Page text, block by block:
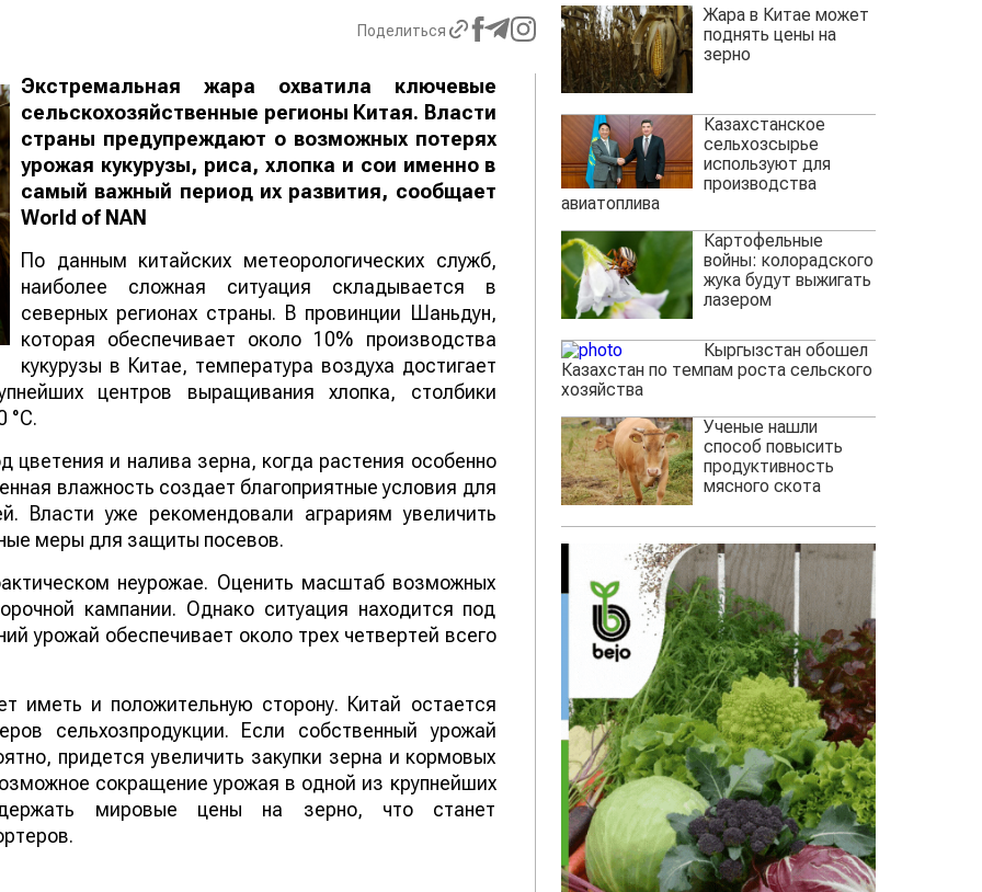
Поделиться
Экстремальная жара охватила ключевые
сельскохозяйственные регионы Китая. Власти
страны предупреждают о возможных потерях
урожая кукурузы, риса, хлопка и сои именно в
самый важный период их развития, сообщает
World of NAN
По данным китайских метеорологических служб,
наиболее сложная ситуация складывается в
северных регионах страны. В провинции Шаньдун,
которая обеспечивает около 10% производства
кукурузы в Китае, температура воздуха достигает
центров выращивания хлопка, столбики
°C.
и налива зерна, когда растения особенно
влажность создает благоприятные условия для
Власти уже рекомендовали аграриям увеличить
меры для защиты посевов.
неурожае. Оценить масштаб возможных
кампании. Однако ситуация находится под
урожай обеспечивает около трех четвертей всего
иметь и положительную сторону. Китай остается
сельхозпродукции. Если собственный урожай
придется увеличить закупки зерна и кормовых
сокращение урожая в одной из крупнейших
мировые цены на зерно, что станет
Жара в Китае может
поднять цены на
зерно
Казахстанское
сельхозсырье
используют для
производства
авиатоплива
Картофельные
войны: колорадского
жука будут выжигать
лазером
Кыргызстан обошел
Казахстан по темпам роста сельского
хозяйства
Ученые нашли
способ повысить
продуктивность
мясного скота